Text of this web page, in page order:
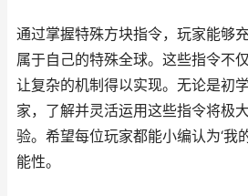
通过掌握特殊方块指令，玩家能够
属于自己的特殊全球。这些指令不
让复杂的机制得以实现。无论是初
家，了解并灵活运用这些指令将极
验。希望每位玩家都能小编认为‘我
能性。